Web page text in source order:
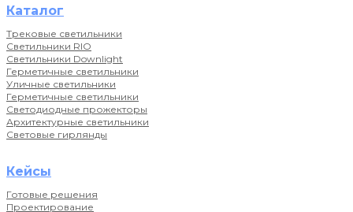
Каталог
Трековые светильники
Светильники RIO
Светильники Downlight
Герметичные светильники
Уличные светильники
Герметичные светильники
Светодиодные прожекторы
Архитектурные светильники
Световые гирлянды
Кейсы
Готовые решения
Проектирование